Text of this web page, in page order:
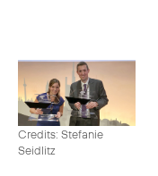
Credits: Stefanie
Seidlitz